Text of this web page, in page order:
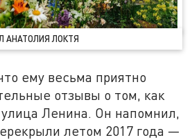
АНАТОЛИЯ ЛОКТЯ
ему весьма приятно
отзывы о том, как
Ленина. Он напомнил,
летом 2017 года —